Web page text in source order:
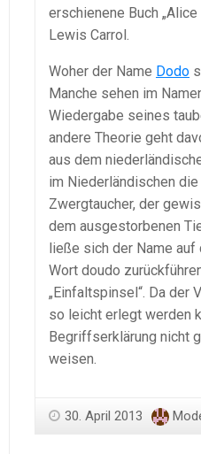
erschienene Buch
Lewis Carrol.
Woher der Name Dodo
Manche sehen im
Wiedergabe seines
andere Theorie geht
aus dem
im Niederländischen
Zwergtaucher, der
dem ausgestorbenen
ließe sich der Name
Wort doudo
„Einfaltspinsel“. Da der
so leicht erlegt werden
Begriffserklärung nicht
weisen.
30. April 2013